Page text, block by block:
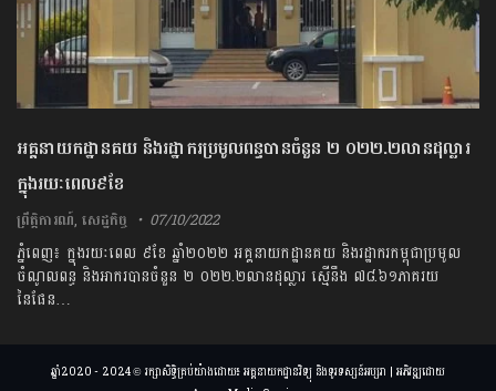
អគ្គនាយកដ្ឋានគយ និងរដ្ឋាករប្រមូលពន្ធបានចំនួន ២ ០២២.២លានដុល្លារ
ក្នុងរយៈពេល៩ខែ
ព្រឹត្តិការណ៍,សេដ្ឋកិច្ច 07/10/2022
ភ្នំពេញ៖ ក្នុងរយៈពេល ៩ខែ ឆ្នាំ២០២២ អគ្គនាយកដ្ឋានគយ និងរដ្ឋាករកម្ពុជាប្រមូល
ចំណូលពន្ធ និងអាករបានចំនួន ២ ០២២.២លានដុល្លារ ស្មើនឹង ៧៨.៦១ភាគរយ
នៃផែន…
ឆ្នាំ2020 - 2024 © រក្សាសិទ្ធិគ្រប់យ៉ាងដោយ៖ អគ្គនាយកដ្ឋានវិទ្យុ និងទូរទស្សន៍អប្សរា | អភិវឌ្ឍដោយ